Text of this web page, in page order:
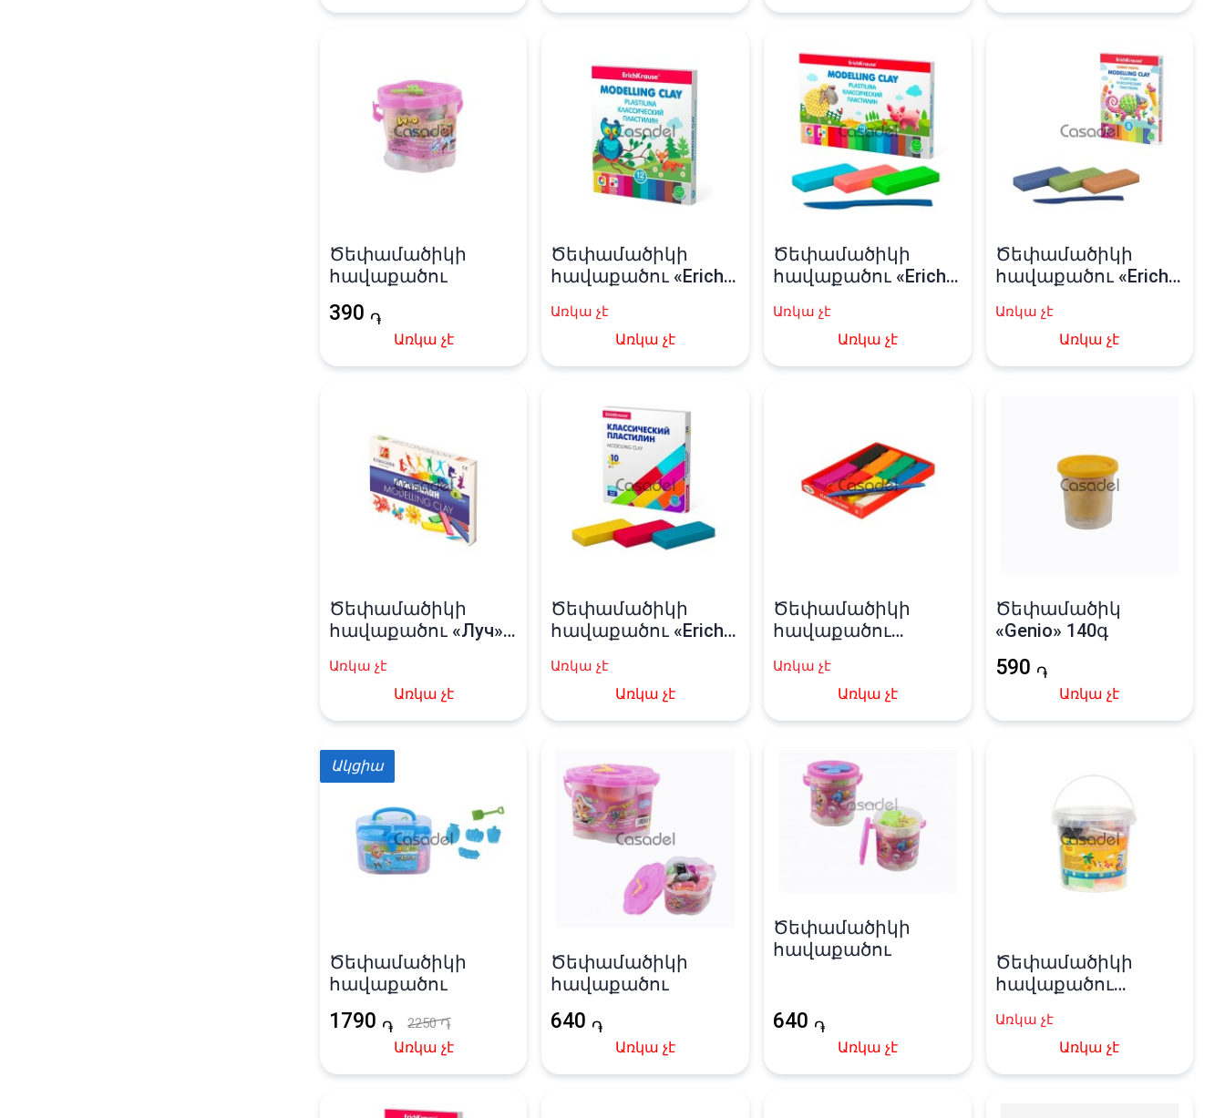
Ծեփամածիկի
հավաքածու
390 ֏
Առկա չէ
Ծեփամածիկի
հավաքածու «Erich
Առկա չէ
Առկա չէ
Ծեփամածիկի
հավաքածու «Erich
Առկա չէ
Առկա չէ
Ծեփամածիկի
հավաքածու «Erich
Առկա չէ
Առկա չէ
Ծեփամածիկի
հավաքածու «Луч» 8
Առկա չէ
Առկա չէ
Ծեփամածիկի
հավաքածու «Erich
Առկա չէ
Առկա չէ
Ծեփամածիկի
հավաքածու
Առկա չէ
Առկա չէ
Ծեփամածիկ
«Genio» 140գ
590 ֏
Առկա չէ
Ծեփամածիկի
հավաքածու
1790 ֏ 2250֏
Առկա չէ
Ակցիա
Ծեփամածիկի
հավաքածու
640 ֏
Առկա չէ
Ծեփամածիկի
հավաքածու
640 ֏
Առկա չէ
Ծեփամածիկի
հավաքածու
գույն
Առկա չէ
Առկա չէ